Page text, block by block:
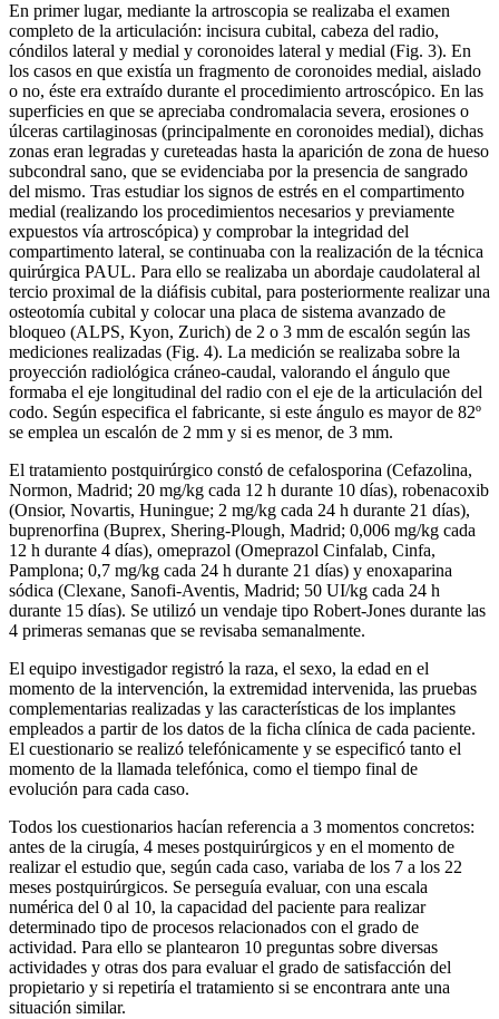
En primer lugar, mediante la artroscopia se realizaba el examen
completo de la articulación: incisura cubital, cabeza del radio,
cóndilos lateral y medial y coronoides lateral y medial (Fig. 3). En
los casos en que existía un fragmento de coronoides medial, aislado
o no, éste era extraído durante el procedimiento artroscópico. En las
superficies en que se apreciaba condromalacia severa, erosiones o
úlceras cartilaginosas (principalmente en coronoides medial), dichas
zonas eran legradas y cureteadas hasta la aparición de zona de hueso
subcondral sano, que se evidenciaba por la presencia de sangrado
del mismo. Tras estudiar los signos de estrés en el compartimento
medial (realizando los procedimientos necesarios y previamente
expuestos vía artroscópica) y comprobar la integridad del
compartimento lateral, se continuaba con la realización de la técnica
quirúrgica PAUL. Para ello se realizaba un abordaje caudolateral al
tercio proximal de la diáfisis cubital, para posteriormente realizar una
osteotomía cubital y colocar una placa de sistema avanzado de
bloqueo (ALPS, Kyon, Zurich) de 2 o 3 mm de escalón según las
mediciones realizadas (Fig. 4). La medición se realizaba sobre la
proyección radiológica cráneo-caudal, valorando el ángulo que
formaba el eje longitudinal del radio con el eje de la articulación del
codo. Según especifica el fabricante, si este ángulo es mayor de 82º
se emplea un escalón de 2 mm y si es menor, de 3 mm.
El tratamiento postquirúrgico constó de cefalosporina (Cefazolina,
Normon, Madrid; 20 mg/kg cada 12 h durante 10 días), robenacoxib
(Onsior, Novartis, Huningue; 2 mg/kg cada 24 h durante 21 días),
buprenorfina (Buprex, Shering-Plough, Madrid; 0,006 mg/kg cada
12 h durante 4 días), omeprazol (Omeprazol Cinfalab, Cinfa,
Pamplona; 0,7 mg/kg cada 24 h durante 21 días) y enoxaparina
sódica (Clexane, Sanofi-Aventis, Madrid; 50 UI/kg cada 24 h
durante 15 días). Se utilizó un vendaje tipo Robert-Jones durante las
4 primeras semanas que se revisaba semanalmente.
El equipo investigador registró la raza, el sexo, la edad en el
momento de la intervención, la extremidad intervenida, las pruebas
complementarias realizadas y las características de los implantes
empleados a partir de los datos de la ficha clínica de cada paciente.
El cuestionario se realizó telefónicamente y se especificó tanto el
momento de la llamada telefónica, como el tiempo final de
evolución para cada caso.
Todos los cuestionarios hacían referencia a 3 momentos concretos:
antes de la cirugía, 4 meses postquirúrgicos y en el momento de
realizar el estudio que, según cada caso, variaba de los 7 a los 22
meses postquirúrgicos. Se perseguía evaluar, con una escala
numérica del 0 al 10, la capacidad del paciente para realizar
determinado tipo de procesos relacionados con el grado de
actividad. Para ello se plantearon 10 preguntas sobre diversas
actividades y otras dos para evaluar el grado de satisfacción del
propietario y si repetiría el tratamiento si se encontrara ante una
situación similar.